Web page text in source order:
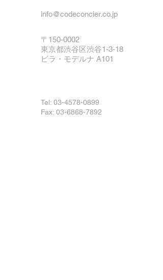
〒150-0002
東京都渋谷区渋谷1-3-18
​ビラ・モデルナ A101
Tel: 03-4578-0899
Fax: 03-6868-7892
info@codeconcier.co.jp